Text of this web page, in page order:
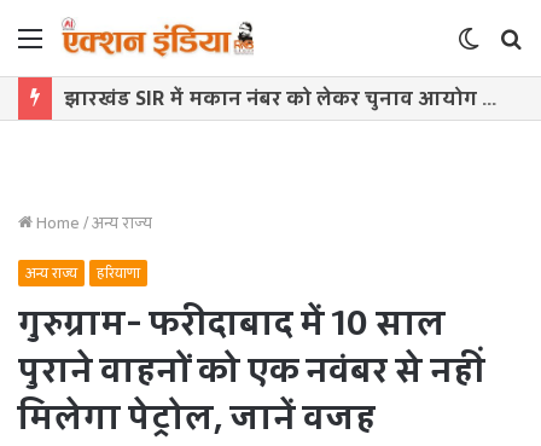
Menu
Switch
skin
मुख्यमंत्री डॉ. यादव से केंद्रीय नागरिक उड्डयन मंत्री नायडू ने की सौजन्य भेंट
Home/अन्य राज्य
अन्य राज्य हरियाणा
गुरुग्राम- फरीदाबाद में 10 साल
पुराने वाहनों को एक नवंबर से नहीं
मिलेगा पेट्रोल, जानें वजह